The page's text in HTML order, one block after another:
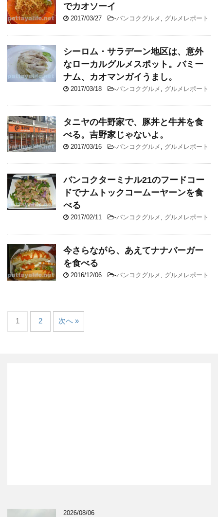
でカオソーイ
2017/03/27 -バンコクグルメ グルメレポート
シーロム・サラデーン地区は、意外
なローカルグルメスポット。バミー
ナム、カオマンガイうまし。
2017/03/18 -バンコクグルメ グルメレポート
タニヤの牛野家で、豚丼と牛丼を食
べる。吉野家じゃないよ。
2017/03/16 -バンコクグルメ グルメレポート
バンコクターミナル21のフードコー
ドでナムトックコームーヤーンを食
べる
2017/02/11 -バンコクグルメ グルメレポート
今さらながら、あえてナナバーガー
を食べる
2016/12/06 -バンコクグルメ グルメレポート
1 2 次へ »
2026/08/06